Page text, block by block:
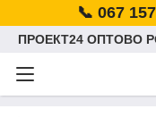
📞 067
ПРОЕКТ24 ОПТОВО